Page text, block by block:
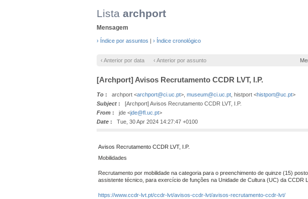
Lista archport
Mensagem
› Índice por assuntos | › Índice cronológico
‹ Anterior por data ‹ Anterior por assunto
[Archport] Avisos Recrutamento CCDR LVT, I.P.
To : archport <archport@ci.uc.pt>, museum@ci.uc.pt , histport <histport@uc.pt>
Subject : [Archport] Avisos Recrutamento CCDR LVT, I.P.
From : jde <jde@fl.uc.pt>
Date : Tue, 30 Apr 2024 14:27:47 +0100
Avisos Recrutamento CCDR LVT, I.P.
Mobilidades
Recrutamento por mobilidade na categoria para o preenchimento de quinze (15)
assistente técnico, para exercício de funções na Unidade de Cultura (UC) da CCDR
https://www.ccdr-lvt.pt/ccdr-lvt/avisos-ccdr-lvt/avisos-recrutamento-ccdr-lvt/